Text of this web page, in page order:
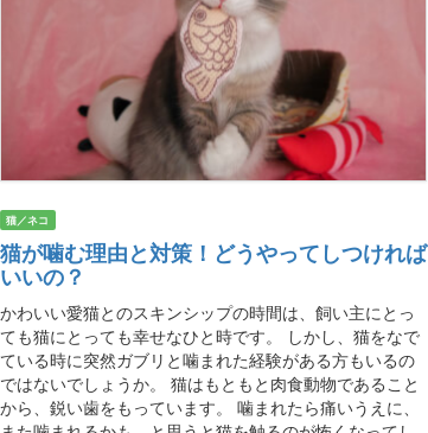
猫／ネコ
猫が噛む理由と対策！どうやってしつければ
いいの？
かわいい愛猫とのスキンシップの時間は、飼い主にとっ
ても猫にとっても幸せなひと時です。 しかし、猫をなで
ている時に突然ガブリと噛まれた経験がある方もいるの
ではないでしょうか。 猫はもともと肉食動物であること
から、鋭い歯をもっています。 噛まれたら痛いうえに、